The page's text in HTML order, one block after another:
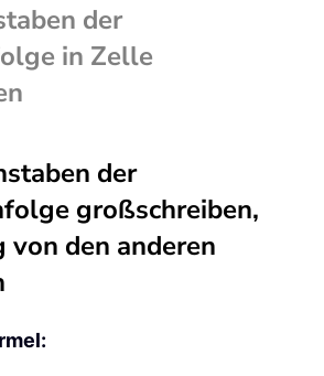
der
in Zelle
der
großschreiben,
von den anderen